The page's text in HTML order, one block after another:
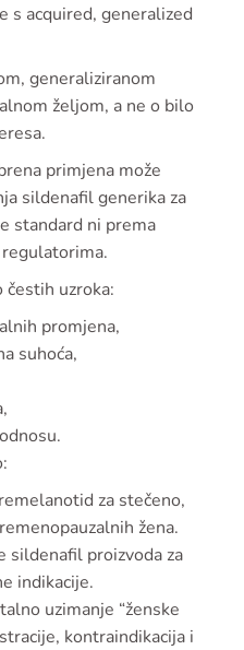
s acquired, generalized
generaliziranom
željom, a ne o bilo
primjena može
sildenafil generika za
standard ni prema
uzroka:
promjena,
suhoća,
za stečeno,
žena.
sildenafil proizvoda za
indikacije.
uzimanje “ženske
kontraindikacija i